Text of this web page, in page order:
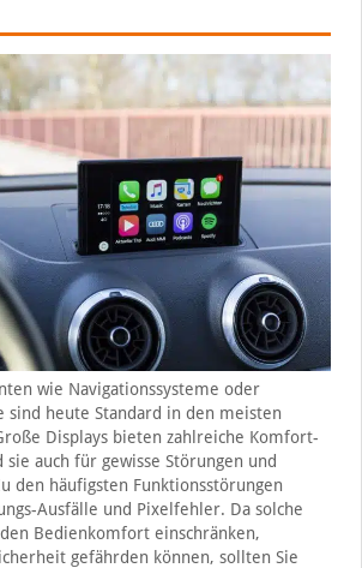
wie Navigationssysteme oder
sind heute Standard in den meisten
Displays bieten zahlreiche Komfort-
auch für gewisse Störungen und
den häufigsten Funktionsstörungen
Ausfälle und Pixelfehler. Da solche
Bedienkomfort einschränken,
gefährden können, sollten Sie